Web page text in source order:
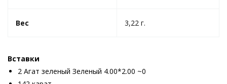
Вес 3,22 г.
Вставки
2 Агат зеленый Зеленый 4.00*2.00 ~0